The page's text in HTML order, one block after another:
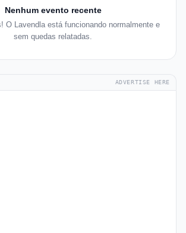
Nenhum evento recente
O Lavendla está funcionando normalmente e
sem quedas relatadas.
ADVERTISE HERE